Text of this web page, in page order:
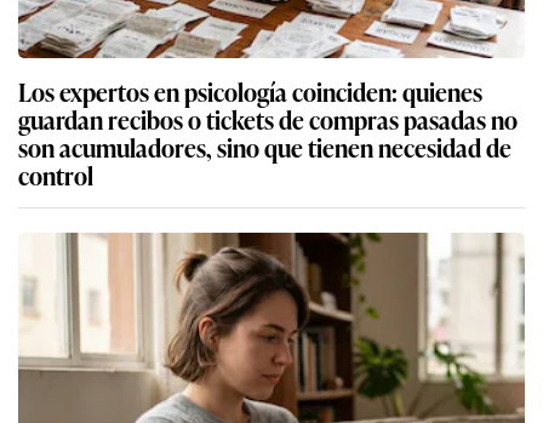
Los expertos en psicología coinciden: quienes
guardan recibos o tickets de compras pasadas no
son acumuladores, sino que tienen necesidad de
control